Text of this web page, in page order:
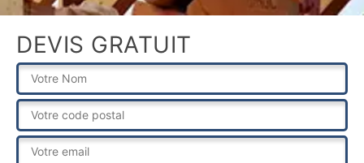
DEVIS GRATUIT